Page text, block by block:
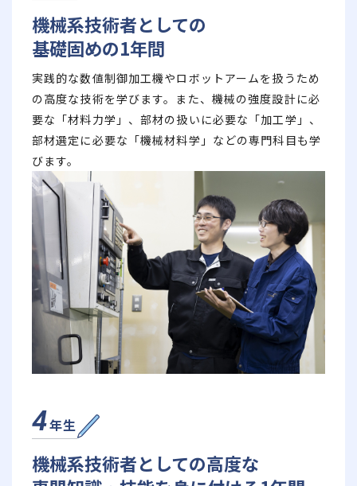
機械系技術者としての
基礎固めの1年間
実践的な数値制御加工機やロボットアームを扱うため
の高度な技術を学びます。また、機械の強度設計に必
要な「材料力学」、部材の扱いに必要な「加工学」、
部材選定に必要な「機械材料学」などの専門科目も学
びます。
4年生
機械系技術者としての高度な